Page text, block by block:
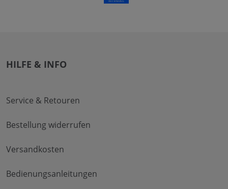
HILFE & INFO
Service & Retouren
Bestellung widerrufen
Versandkosten
Bedienungsanleitungen